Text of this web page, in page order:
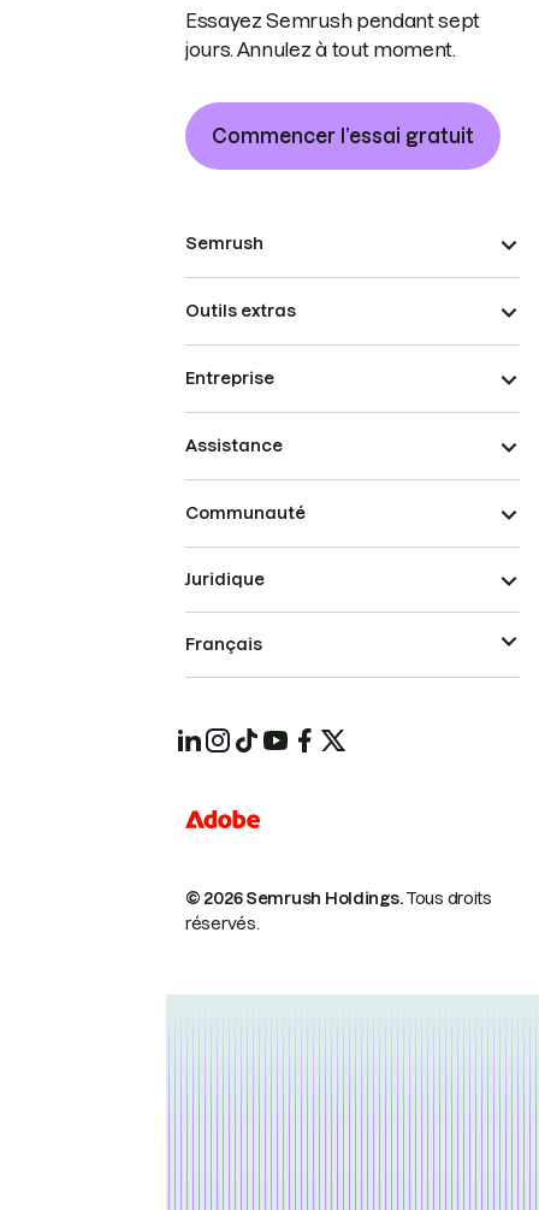
Essayez Semrush pendant sept
jours. Annulez à tout moment.
Commencer l’essai gratuit
Semrush
Outils extras
Entreprise
Assistance
Communauté
© 2026 Semrush Holdings.Tous droits
réservés.
Juridique
Français